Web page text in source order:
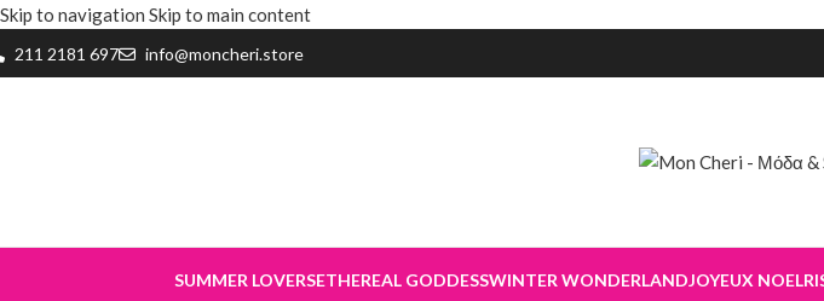
Skip to navigation Skip to main content
211 2181 697 info@moncheri.store
SUMMER LOVERSETHEREAL GODDESSWINTER WONDERLANDJOYEUX NOEL